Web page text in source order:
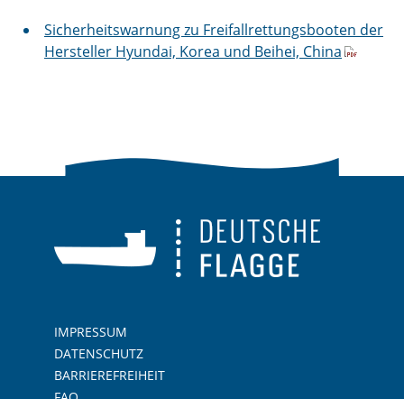
Sicherheitswarnung zu Freifallrettungsbooten der
Hersteller Hyundai, Korea und Beihei, China
IMPRESSUM
DATENSCHUTZ
BARRIEREFREIHEIT